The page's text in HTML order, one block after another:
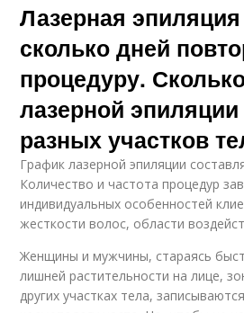
Лазерная
сколько дней
процедуру.
лазерной
разных участков
График лазерной эпиляции
Количество и частота процедур
индивидуальных особенностей
жесткости волос, области
Женщины и мужчины, стараясь
лишней растительности на лице,
других участках тела,